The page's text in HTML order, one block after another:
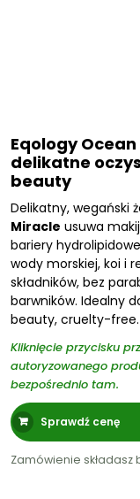
Eqology
delikatne
beauty
Delikatny, wegański
Miracle usuwa
bariery
wody morskiej, koi i
składników, bez
barwników. Idealny
beauty, cruelty-free.
Kliknięcie przycisku
autoryzowanego
bezpośrednio tam.
Sprawdź cenę
Zamówienie